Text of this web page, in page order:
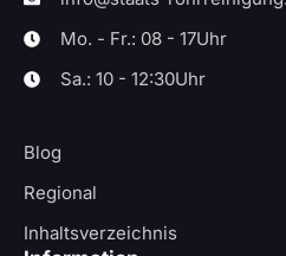
Mo. - Fr.: 08 - 17Uhr
Sa.: 10 - 12:30Uhr
Blog
Regional
Inhaltsverzeichnis